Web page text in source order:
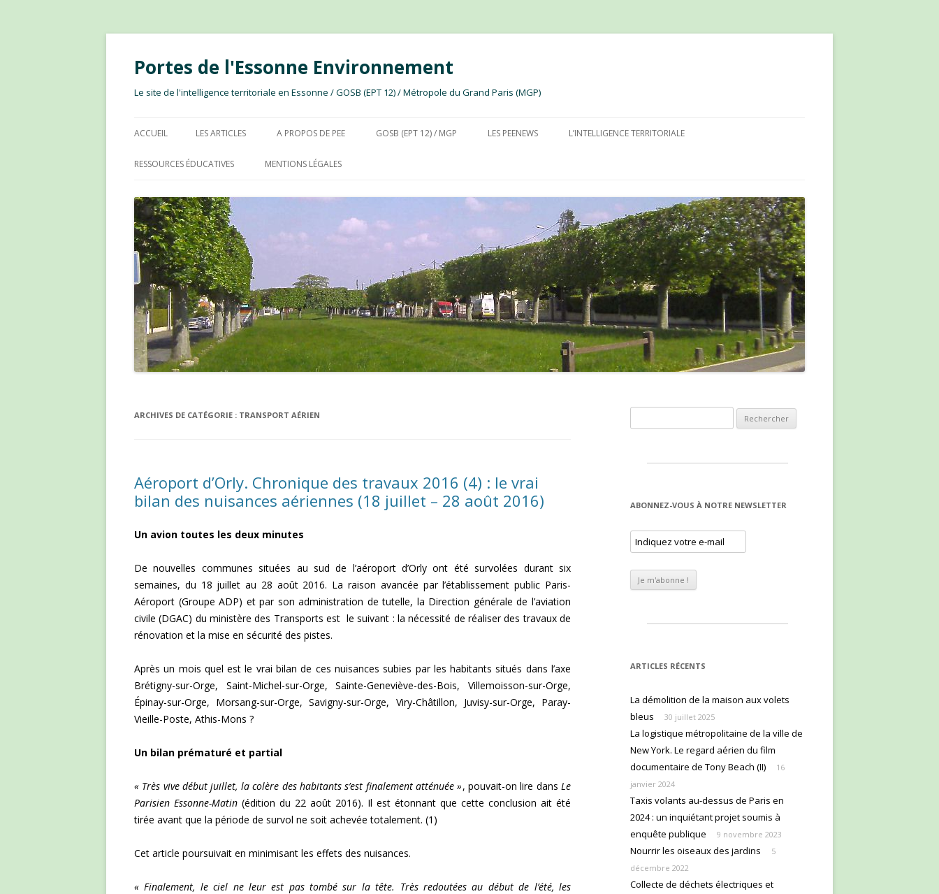
Portes de l'Essonne Environnement
Le site de l'intelligence territoriale en Essonne / GOSB (EPT 12) / Métropole du Grand Paris (MGP)
ACCUEIL LES ARTICLES A PROPOS DE PEE GOSB (EPT 12) / MGP LES PEENEWS L’INTELLIGENCE TERRITORIALE
RESSOURCES ÉDUCATIVES MENTIONS LÉGALES
ARCHIVES DE CATÉGORIE : TRANSPORT AÉRIEN
Aéroport d’Orly. Chronique des travaux 2016 (4) : le vrai
bilan des nuisances aériennes (18 juillet – 28 août 2016)
Un avion toutes les deux minutes
De nouvelles communes situées au sud de l’aéroport d’Orly ont été survolées durant six
semaines, du 18 juillet au 28 août 2016. La raison avancée par l’établissement public Paris-
Aéroport (Groupe ADP) et par son administration de tutelle, la Direction générale de l’aviation
civile (DGAC) du ministère des Transports est le suivant : la nécessité de réaliser des travaux de
rénovation et la mise en sécurité des pistes.
Après un mois quel est le vrai bilan de ces nuisances subies par les habitants situés dans l’axe
Brétigny-sur-Orge, Saint-Michel-sur-Orge, Sainte-Geneviève-des-Bois, Villemoisson-sur-Orge,
Épinay-sur-Orge, Morsang-sur-Orge, Savigny-sur-Orge, Viry-Châtillon, Juvisy-sur-Orge, Paray-
Vieille-Poste, Athis-Mons ?
Un bilan prématuré et partial
« Très vive début juillet, la colère des habitants s’est finalement atténuée », pouvait-on lire dans Le
Parisien Essonne-Matin (édition du 22 août 2016). Il est étonnant que cette conclusion ait été
tirée avant que la période de survol ne soit achevée totalement. (1)
Cet article poursuivait en minimisant les effets des nuisances.
«Finalement, le ciel ne leur est pas tombé sur la tête. Très redoutées au début de l’été, les
ABONNEZ-VOUS À NOTRE NEWSLETTER
ARTICLES RÉCENTS
La démolition de la maison aux volets
bleus
30 juillet 2025
La logistique métropolitaine de la ville de
New York. Le regard aérien du film
documentaire de Tony Beach (II)
16
janvier 2024
Taxis volants au-dessus de Paris en
2024 : un inquiétant projet soumis à
enquête publique
9 novembre 2023
Nourrir les oiseaux des jardins
5
décembre 2022
Collecte de déchets électriques et